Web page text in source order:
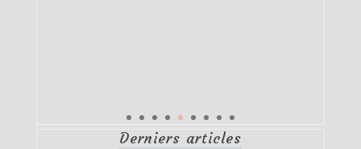
Derniers articles